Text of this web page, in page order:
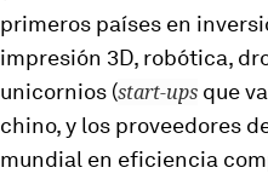
primeros países en
impresión 3D, robótica,
unicornios (start-ups que
chino, y los proveedores
mundial en eficiencia